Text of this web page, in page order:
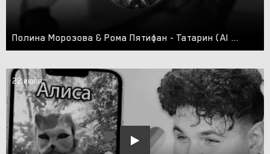
Полина Морозова & Рома Пятифан - Татарин (AI Cover)
22 июля